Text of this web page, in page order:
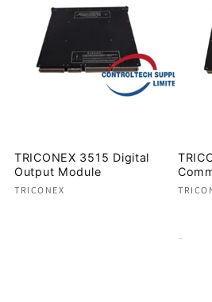
TRICONEX 3515 Digital
Output Module
Proveedor:
TRICONEX